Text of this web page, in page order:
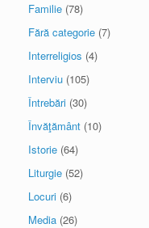
Familie (78)
Fără categorie (7)
Interreligios (4)
Interviu (105)
Întrebări (30)
Învăţământ (10)
Istorie (64)
Liturgie (52)
Locuri (6)
Media (26)